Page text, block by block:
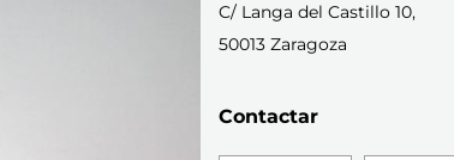
C/ Langa del Castillo 10,
50013 Zaragoza
Contactar